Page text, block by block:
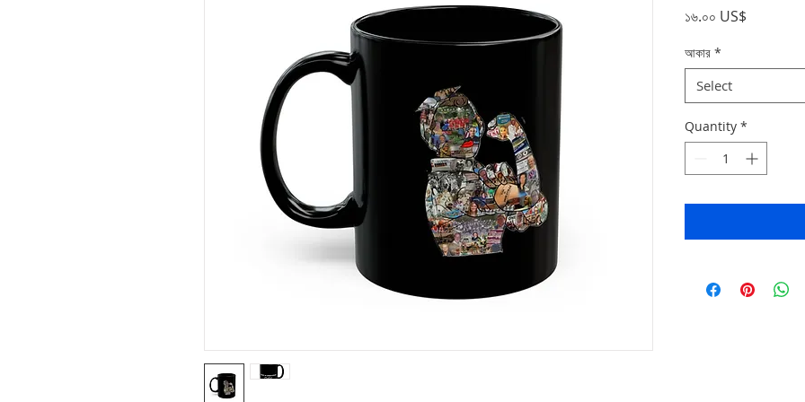
১৬.০০ US$
আকার *
Select
Quantity *